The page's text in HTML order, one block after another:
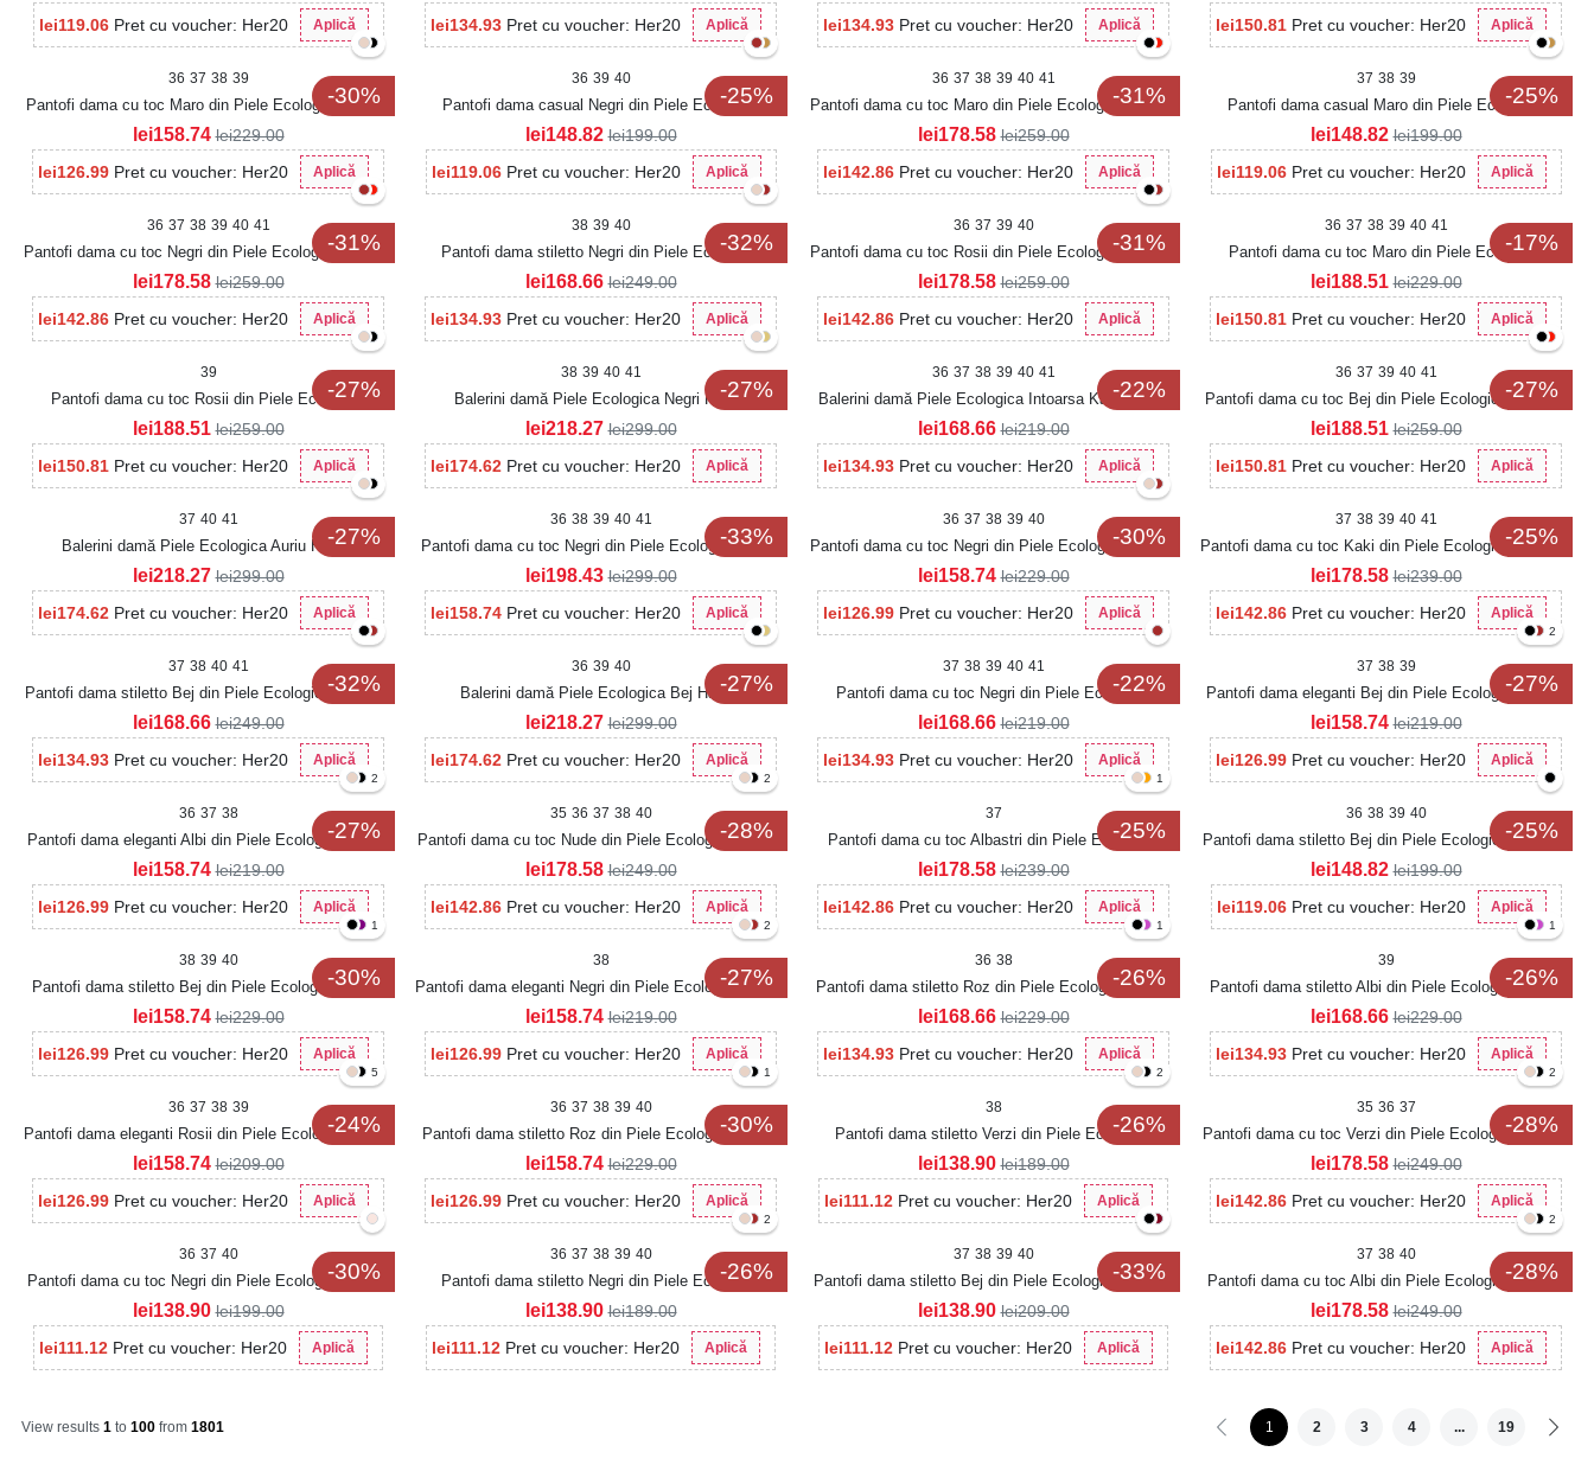
lei119.06 Pret cu voucher: Her20 Aplică lei134.93 Pret cu voucher: Her20 Aplică lei134.93 Pret cu voucher: Her20 Aplică lei150.81 Pret cu voucher: Her20 Aplică
-30%
36 37 38 39
Pantofi dama cu toc Maro din Piele Ecologica Zenrila
lei126.99 Pret cu voucher: Her20 Aplică
lei158.74 lei229.00
-25%
36 39 40
Pantofi dama casual Negri din Piele Ecologica
Intoarsa Yulia
lei119.06 Pret cu voucher: Her20 Aplică
lei148.82 lei199.00
-31%
36 37 38 39 40 41
Pantofi dama cu toc Maro din Piele Ecologica Careya
lei142.86 Pret cu voucher: Her20 Aplică
lei178.58 lei259.00
-25%
37 38 39
Pantofi dama casual Maro din Piele Ecologica
Intoarsa Yulia
lei119.06 Pret cu voucher: Her20 Aplică
lei148.82 lei199.00
-31%
36 37 38 39 40 41
Pantofi dama cu toc Negri din Piele Ecologica Careya
lei142.86 Pret cu voucher: Her20 Aplică
lei178.58 lei259.00
-32%
38 39 40
Pantofi dama stiletto Negri din Piele Ecologica
Intoarsa Hasya
lei134.93 Pret cu voucher: Her20 Aplică
lei168.66 lei249.00
-31%
36 37 39 40
Pantofi dama cu toc Rosii din Piele Ecologica Careya
lei142.86 Pret cu voucher: Her20 Aplică
lei178.58 lei259.00
-17%
36 37 38 39 40 41
Pantofi dama cu toc Maro din Piele Ecologica
Intoarsa Anessa
lei150.81 Pret cu voucher: Her20 Aplică
lei188.51 lei229.00
-27%
39
Pantofi dama cu toc Rosii din Piele Ecologica
Intoarsa Gaela
lei150.81 Pret cu voucher: Her20 Aplică
lei188.51 lei259.00
-27%
38 39 40 41
Balerini damă Piele Ecologica Negri Havya
lei174.62 Pret cu voucher: Her20 Aplică
lei218.27 lei299.00
-22%
36 37 38 39 40 41
Balerini damă Piele Ecologica Intoarsa Kaki Kartey
lei134.93 Pret cu voucher: Her20 Aplică
lei168.66 lei219.00
-27%
36 37 39 40 41
Pantofi dama cu toc Bej din Piele Ecologica Intoarsa
Gaela
lei150.81 Pret cu voucher: Her20 Aplică
lei188.51 lei259.00
-27%
37 40 41
Balerini damă Piele Ecologica Auriu Havya
lei174.62 Pret cu voucher: Her20 Aplică
lei218.27 lei299.00
-33%
36 38 39 40 41
Pantofi dama cu toc Negri din Piele Ecologica Anery
lei158.74 Pret cu voucher: Her20 Aplică
lei198.43 lei299.00
-30%
36 37 38 39 40
Pantofi dama cu toc Negri din Piele Ecologica Zenrila
lei126.99 Pret cu voucher: Her20 Aplică
lei158.74 lei229.00
-25%
37 38 39 40 41
Pantofi dama cu toc Kaki din Piele Ecologica Intoarsa
Dyna
lei142.86 Pret cu voucher: Her20 Aplică
lei178.58 lei239.00
-32%
37 38 40 41
Pantofi dama stiletto Bej din Piele Ecologica Intoarsa
Hasya
lei134.93 Pret cu voucher: Her20 Aplică
lei168.66 lei249.00
-27%
36 39 40
Balerini damă Piele Ecologica Bej Havya
lei174.62 Pret cu voucher: Her20 Aplică
lei218.27 lei299.00
-22%
37 38 39 40 41
Pantofi dama cu toc Negri din Piele Ecologica
Intoarsa Hevly
lei134.93 Pret cu voucher: Her20 Aplică
lei168.66 lei219.00
-27%
2
37 38 39
Pantofi dama eleganti Bej din Piele Ecologica Tovya
lei126.99 Pret cu voucher: Her20 Aplică
lei158.74 lei219.00
-27%
2
36 37 38
Pantofi dama eleganti Albi din Piele Ecologica Tovya
lei126.99 Pret cu voucher: Her20 Aplică
lei158.74 lei219.00
-28%
2
35 36 37 38 40
Pantofi dama cu toc Nude din Piele Ecologica Kalaris
lei142.86 Pret cu voucher: Her20 Aplică
lei178.58 lei249.00
-25%
1
37
Pantofi dama cu toc Albastri din Piele Ecologica
Kanaya
lei142.86 Pret cu voucher: Her20 Aplică
lei178.58 lei239.00
-25%
36 38 39 40
Pantofi dama stiletto Bej din Piele Ecologica Intoarsa
Jarina2
lei119.06 Pret cu voucher: Her20 Aplică
lei148.82 lei199.00
-30%
1
38 39 40
Pantofi dama stiletto Bej din Piele Ecologica Roslin
lei126.99 Pret cu voucher: Her20 Aplică
lei158.74 lei229.00
-27%
2
38
Pantofi dama eleganti Negri din Piele Ecologica Tovya
lei126.99 Pret cu voucher: Her20 Aplică
lei158.74 lei219.00
-26%
1
36 38
Pantofi dama stiletto Roz din Piele Ecologica Durya
lei134.93 Pret cu voucher: Her20 Aplică
lei168.66 lei229.00
-26%
1
39
Pantofi dama stiletto Albi din Piele Ecologica Durya
lei134.93 Pret cu voucher: Her20 Aplică
lei168.66 lei229.00
-24%
5
36 37 38 39
Pantofi dama eleganti Rosii din Piele Ecologica Lerwe
lei126.99 Pret cu voucher: Her20 Aplică
lei158.74 lei209.00
-30%
1
36 37 38 39 40
Pantofi dama stiletto Roz din Piele Ecologica Roslin
lei126.99 Pret cu voucher: Her20 Aplică
lei158.74 lei229.00
-26%
2
38
Pantofi dama stiletto Verzi din Piele Ecologica
Intoarsa Miruki
lei111.12 Pret cu voucher: Her20 Aplică
lei138.90 lei189.00
-28%
2
35 36 37
Pantofi dama cu toc Verzi din Piele Ecologica Kalaris
lei142.86 Pret cu voucher: Her20 Aplică
lei178.58 lei249.00
-30%
36 37 40
Pantofi dama cu toc Negri din Piele Ecologica Marila
lei111.12 Pret cu voucher: Her20 Aplică
lei138.90 lei199.00
-26%
2
36 37 38 39 40
Pantofi dama stiletto Negri din Piele Ecologica
Intoarsa Miruki
lei111.12 Pret cu voucher: Her20 Aplică
lei138.90 lei189.00
-33%
37 38 39 40
Pantofi dama stiletto Bej din Piele Ecologica Lacuita
Emey
lei111.12 Pret cu voucher: Her20 Aplică
lei138.90 lei209.00
-28%
2
37 38 40
Pantofi dama cu toc Albi din Piele Ecologica Kalaris
lei142.86 Pret cu voucher: Her20 Aplică
lei178.58 lei249.00
View results 1 to 100 from 1801 1 2 3 4 ... 19